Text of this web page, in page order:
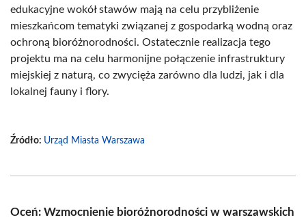
edukacyjne wokół stawów mają na celu przybliżenie
mieszkańcom tematyki związanej z gospodarką wodną oraz
ochroną bioróżnorodności. Ostatecznie realizacja tego
projektu ma na celu harmonijne połączenie infrastruktury
miejskiej z naturą, co zwycięża zarówno dla ludzi, jak i dla
lokalnej fauny i flory.
Źródło: Urząd Miasta Warszawa
Oceń: Wzmocnienie bioróżnorodności w warszawskich